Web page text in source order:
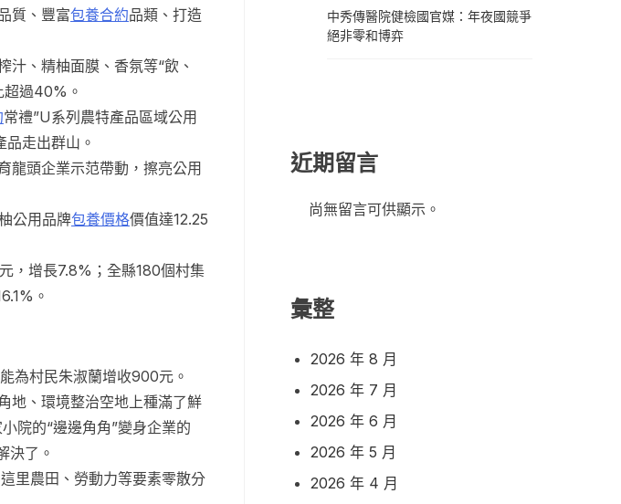
質、豐富包養合約品類、打造
、精柚面膜、香氛等“飲、
過40%。
常禮”U系列農特產品區域公用
走出群山。
龍頭企業示范帶動，擦亮公用
公用品牌包養價格價值達12.25
，增長7.8%；全縣180個村集
。
為村民朱淑蘭增收900元。
地、環境整治空地上種滿了鮮
院的“邊邊角角”變身企業的
決了。
里農田、勞動力等要素零散分
中秀傳醫院健檢國官媒：年夜國競爭
絕非零和博弈
近期留言
尚無留言可供顯示。
彙整
2026 年 8 月
2026 年 7 月
2026 年 6 月
2026 年 5 月
2026 年 4 月